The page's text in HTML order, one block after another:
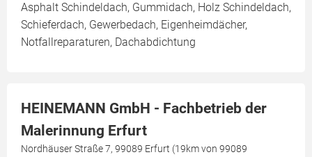
Asphalt Schindeldach, Gummidach, Holz Schindeldach,
Schieferdach, Gewerbedach, Eigenheimdächer,
Notfallreparaturen, Dachabdichtung
HEINEMANN GmbH - Fachbetrieb der
Malerinnung Erfurt
Nordhäuser Straße 7, 99089 Erfurt (19km von 99089